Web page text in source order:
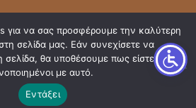
για να σας προσφέρουμε την καλύτερη
σελίδα μας. Εάν συνεχίσετε να
σελίδα, θα υποθέσουμε πως είστε
με αυτό.
Εντάξει